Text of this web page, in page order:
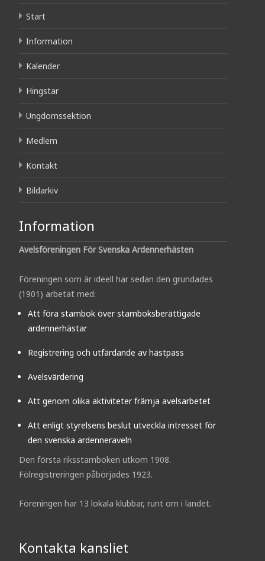
Start
Information
Kalender
Hingstar
Ungdomssektion
Medlem
Kontakt
Bildarkiv
Information
Avelsföreningen För Svenska Ardennerhästen
Föreningen som är ideell har sedan den grundades
(1901) arbetat med:
Att föra stambok över stamboksberättigade
ardennerhästar
Registrering och utfärdande av hästpass
Avelsvärdering
Att genom olika aktiviteter främja avelsarbetet
Att enligt styrelsens beslut utveckla intresset för
den svenska ardenneraveln
Den första riksstamboken utkom 1908.
Fölregistreringen påbörjades 1923.
Föreningen har 13 lokala klubbar, runt om i landet.
Kontakta kansliet